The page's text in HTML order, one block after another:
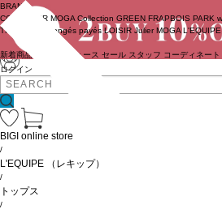
ログイン
BRAND
COUTURIER MOGA Collection GREEN FRAPBOIS PARK
TRISTESSE
congés payés LOISIR Julier MOGA L'EQUIPE
新着商品 ニュース セール スタッフ コーディネート
BIGI online store
/
L'EQUIPE （レキップ）
/
トップス
/